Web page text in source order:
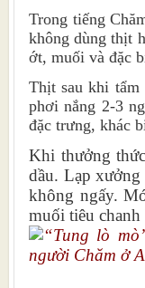
Trong tiếng
không dùng thịt
ớt, muối và đặc
Thịt sau khi tẩm
phơi nắng 2-3
đặc trưng, khác
Khi thưởng
dầu. Lạp xưởng
không ngấy.
muối tiêu